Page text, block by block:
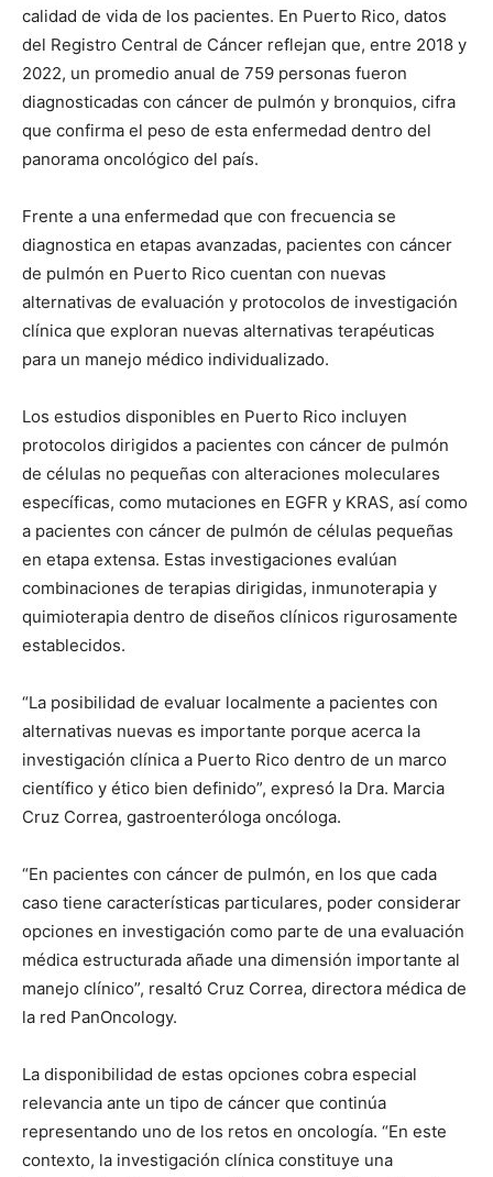
calidad de vida de los pacientes. En Puerto Rico, datos
del Registro Central de Cáncer reflejan que, entre 2018 y
2022, un promedio anual de 759 personas fueron
diagnosticadas con cáncer de pulmón y bronquios, cifra
que confirma el peso de esta enfermedad dentro del
panorama oncológico del país.
Frente a una enfermedad que con frecuencia se
diagnostica en etapas avanzadas, pacientes con cáncer
de pulmón en Puerto Rico cuentan con nuevas
alternativas de evaluación y protocolos de investigación
clínica que exploran nuevas alternativas terapéuticas
para un manejo médico individualizado.
Los estudios disponibles en Puerto Rico incluyen
protocolos dirigidos a pacientes con cáncer de pulmón
de células no pequeñas con alteraciones moleculares
específicas, como mutaciones en EGFR y KRAS, así como
a pacientes con cáncer de pulmón de células pequeñas
en etapa extensa. Estas investigaciones evalúan
combinaciones de terapias dirigidas, inmunoterapia y
quimioterapia dentro de diseños clínicos rigurosamente
establecidos.
“La posibilidad de evaluar localmente a pacientes con
alternativas nuevas es importante porque acerca la
investigación clínica a Puerto Rico dentro de un marco
científico y ético bien definido”, expresó la Dra. Marcia
Cruz Correa, gastroenteróloga oncóloga.
“En pacientes con cáncer de pulmón, en los que cada
caso tiene características particulares, poder considerar
opciones en investigación como parte de una evaluación
médica estructurada añade una dimensión importante al
manejo clínico”, resaltó Cruz Correa, directora médica de
la red PanOncology.
La disponibilidad de estas opciones cobra especial
relevancia ante un tipo de cáncer que continúa
representando uno de los retos en oncología. “En este
contexto, la investigación clínica constituye una